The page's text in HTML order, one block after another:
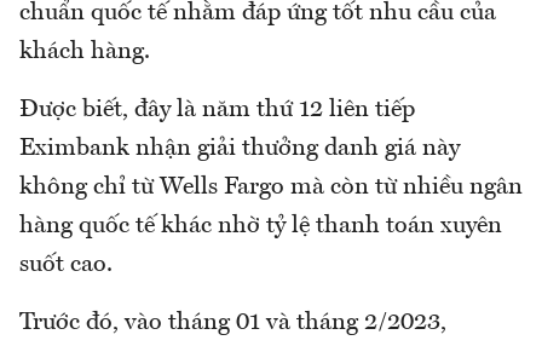
chuẩn quốc tế nhằm đáp ứng tốt nhu cầu của
khách hàng.
Được biết, đây là năm thứ 12 liên tiếp
Eximbank nhận giải thưởng danh giá này
không chỉ từ Wells Fargo mà còn từ nhiều ngân
hàng quốc tế khác nhờ tỷ lệ thanh toán xuyên
suốt cao.
Trước đó, vào tháng 01 và tháng 2/2023,